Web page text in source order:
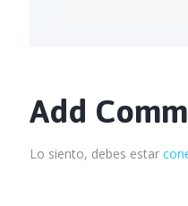
Add
Lo siento, debes estar